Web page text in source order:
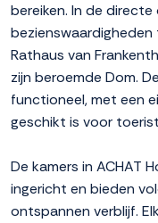
bereiken. In de directe
Rathaus van
zijn beroemde Dom.
functioneel, met een
geschikt is voor
De kamers in ACHAT
ingericht en bieden
ontspannen verblijf.